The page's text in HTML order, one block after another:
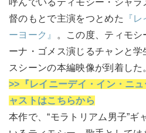
督のもとで主演をつとめた
『
ーヨーク』
。この度、ティモ
ーナ・ゴメス演じるチャンと
スシーンの本編映像が到着した
>>『レイニーデイ・イン・ニ
ャストはこちらから
本作で、“モラトリアム男子”ギ